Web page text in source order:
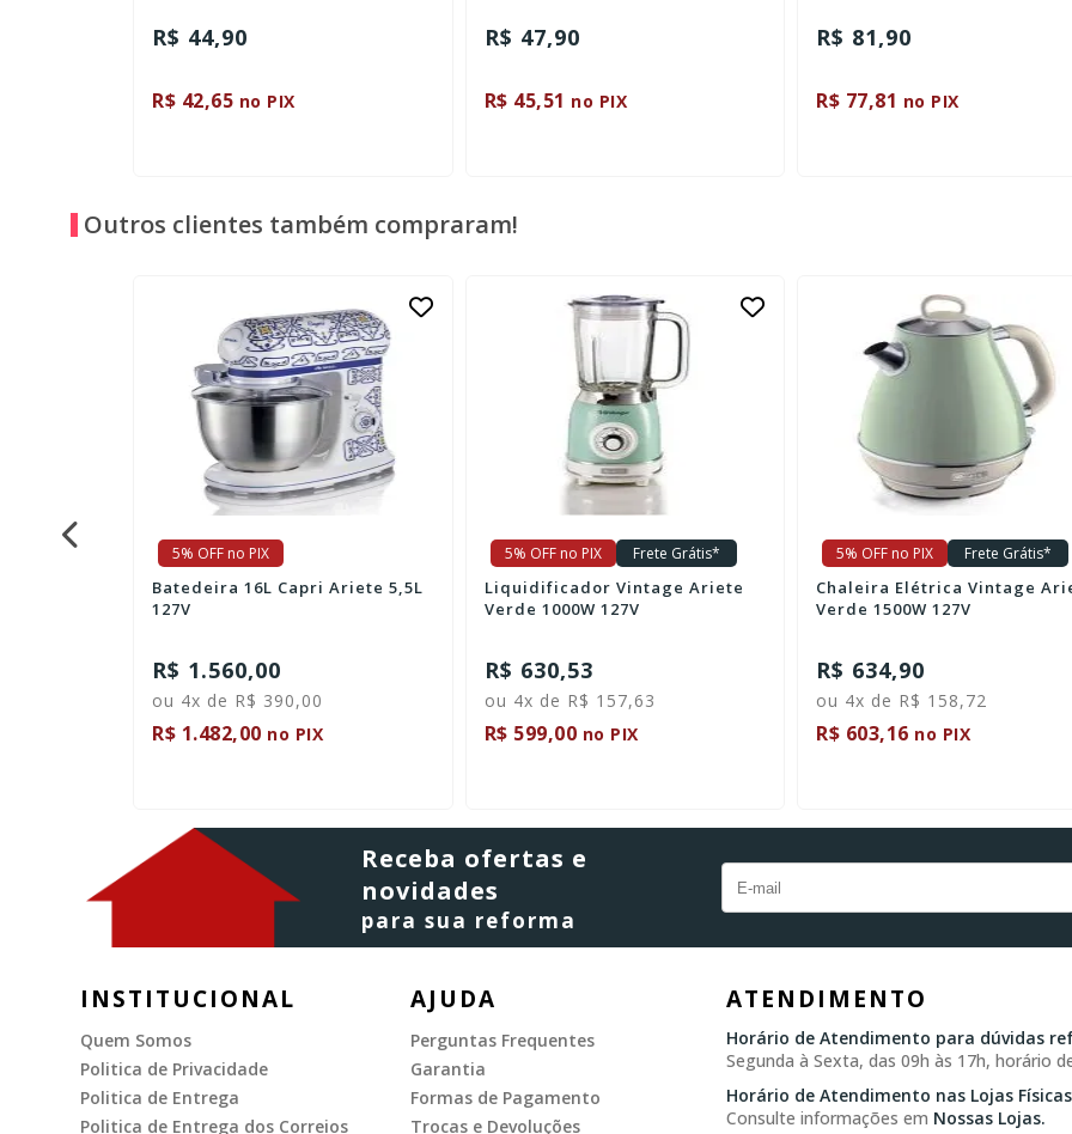
R$ 44,90
R$ 42,65 no PIX
R$ 47,90
R$ 45,51 no PIX
R$ 81,90
R$ 77,81 no PIX
Outros clientes também compraram!
5% OFF no PIX
Batedeira 16L Capri Ariete 5,5L
127V
R$ 1.560,00
ou 4x de R$ 390,00
R$ 1.482,00 no PIX
5% OFF no PIX Frete Grátis*
Liquidificador Vintage Ariete
Verde 1000W 127V
R$ 630,53
ou 4x de R$ 157,63
R$ 599,00 no PIX
5% OFF no PIX Frete Grátis*
Chaleira Elétrica Vintage
Verde 1500W 127V
R$ 634,90
ou 4x de R$ 158,72
R$ 603,16 no PIX
Receba ofertas e
novidades
para sua reforma
INSTITUCIONAL
Quem Somos
Politica de Privacidade
Politica de Entrega
Politica de Entrega dos Correios
AJUDA
Perguntas Frequentes
Garantia
Formas de Pagamento
Trocas e Devoluções
ATENDIMENTO
Horário de Atendimento para dúvidas
Segunda à Sexta, das 09h às 17h, horário
Horário de Atendimento nas Lojas
Consulte informações em Nossas Lojas.